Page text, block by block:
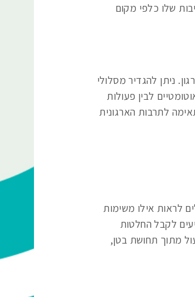
שלו כלפי מקום
ניתן להגדיר מסלולי
לבין פעולות
לתרבות הארגונית
לראות אילו משימות
לקבל החלטות
מתוך תחושת בטן,